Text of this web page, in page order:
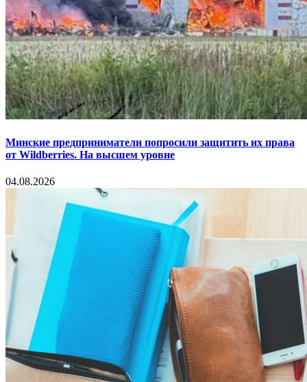
Минские предприниматели попросили защитить их права
от Wildberries. На высшем уровне
04.08.2026